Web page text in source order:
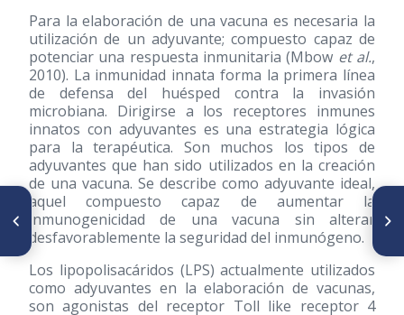
Para la elaboración de una vacuna es necesaria la
utilización de un adyuvante; compuesto capaz de
potenciar una respuesta inmunitaria (Mbow et al.,
2010). La inmunidad innata forma la primera línea
de defensa del huésped contra la invasión
microbiana. Dirigirse a los receptores inmunes
innatos con adyuvantes es una estrategia lógica
para la terapéutica. Son muchos los tipos de
adyuvantes que han sido utilizados en la creación
de una vacuna. Se describe como adyuvante ideal,
aquel compuesto capaz de aumentar la
inmunogenicidad de una vacuna sin alterar
desfavorablemente la seguridad del inmunógeno.
Los lipopolisacáridos (LPS) actualmente utilizados
como adyuvantes en la elaboración de vacunas,
son agonistas del receptor Toll like receptor 4
ARTÍCULO ANTERIOR
Factores de riesgo en lepra
SIGUIENTE ARTÍCULO
Pruebas inmunológicas
diagnósticas en la
enfermedad de Hansen